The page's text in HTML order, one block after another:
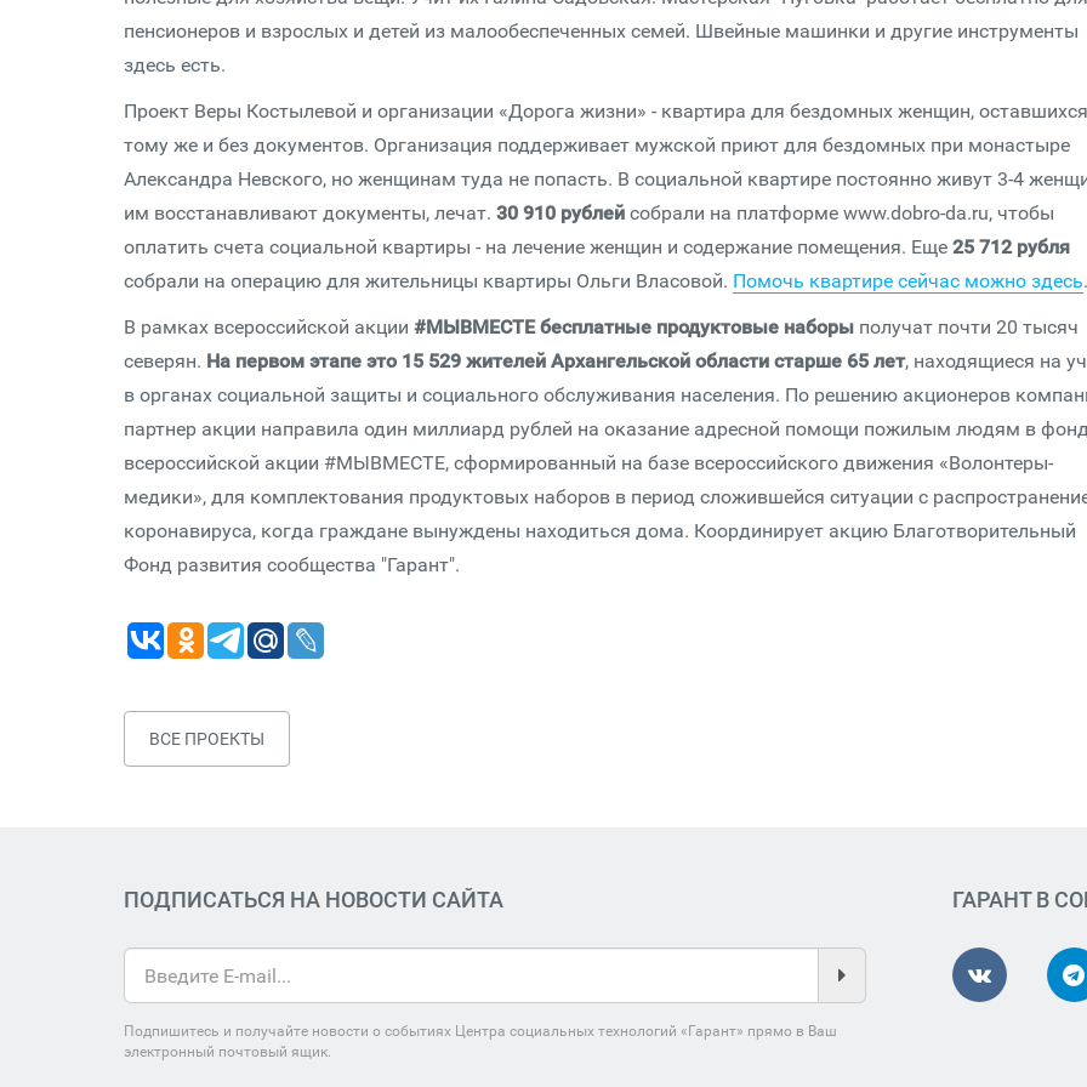
пенсионеров и взрослых и детей из малообеспеченных семей. Швейные машинки и другие инструменты
здесь есть.
Проект Веры Костылевой и организации «Дорога жизни» - квартира для бездомных женщин,
тому же и без документов. Организация поддерживает мужской приют для бездомных при монастыре
Александра Невского, но женщинам туда не попасть. В социальной квартире постоянно живут 3-4
им восстанавливают документы, лечат. 30 910 рублей собрали на платформе www.dobro-da.ru, чтобы
оплатить счета социальной квартиры - на лечение женщин и содержание помещения. Еще 25 712 рубля
собрали на операцию для жительницы квартиры Ольги Власовой. Помочь квартире сейчас можно здесь.
В рамках всероссийской акции #МЫВМЕСТЕ бесплатные продуктовые наборы получат почти 20 тысяч
северян. На первом этапе это 15 529 жителей Архангельской области старше 65 лет, находящиеся на
в органах социальной защиты и социального обслуживания населения. По решению акционеров
партнер акции направила один миллиард рублей на оказание адресной помощи пожилым людям в
всероссийской акции #МЫВМЕСТЕ, сформированный на базе всероссийского движения «Волонтеры-
медики», для комплектования продуктовых наборов в период сложившейся ситуации с
коронавируса, когда граждане вынуждены находиться дома. Координирует акцию Благотворительный
Фонд развития сообщества "Гарант".
ВСЕ ПРОЕКТЫ
ПОДПИСАТЬСЯ НА НОВОСТИ САЙТА
Подпишитесь и получайте новости о событиях Центра социальных технологий «Гарант» прямо в Ваш
электронный почтовый ящик.
ГАРАНТ В